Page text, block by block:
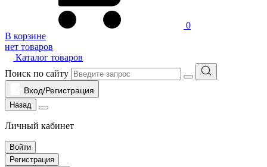
0
В корзине
нет товаров
Каталог товаров
Поиск по сайту
Вход/Регистрация
Назад
Личный кабинет
Войти
Регистрация